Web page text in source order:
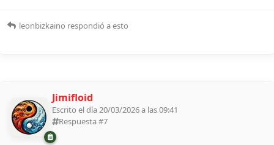
leonbizkaino respondió a esto
Jimifloid
Escrito el día 20/03/2026 a las 09:41
Respuesta #7